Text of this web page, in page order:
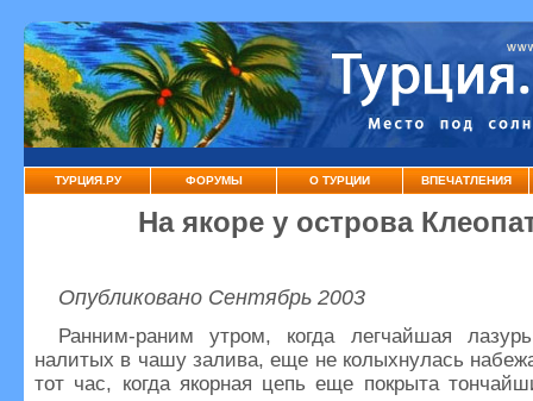
ТУРЦИЯ.РУ ФОРУМЫ О ТУРЦИИ ВПЕЧАТЛЕНИЯ
На якоре у острова
Опубликовано Сентябрь 2003
Ранним-раним утром, когда легчайшая
налитых в чашу залива, еще не колыхнулась
тот час, когда якорная цепь еще покрыта